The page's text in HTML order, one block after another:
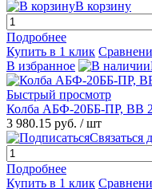
В корзину
Подробнее
Купить в 1 клик
В избранное
Быстрый просмотр
Колба АБФ-20ББ-ПР, ВВ
3 980.15 руб. / шт
Связаться
Подробнее
Купить в 1 клик